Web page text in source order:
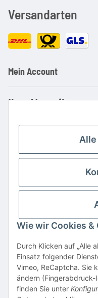
Versandarten
Mein Account
Ihre Vorteile
Kauf auf Rechnung
Große Auswahl an
Schnelle Lieferung
Hohe
* Alle Preise inkl. gesetzlicher
Alle verwendeten Markennamen
u. Marken der jeweiligen
Kompatibilität unserer Produkte
Wie wir Cookies &
Durch Klicken auf „Alle
Einsatz folgender
Vimeo, ReCaptcha. Sie
ändern (Fingerabdruck-
finden Sie unter